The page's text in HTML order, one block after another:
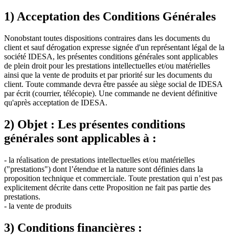
1) Acceptation des Conditions Générales
Nonobstant toutes dispositions contraires dans les documents du
client et sauf dérogation expresse signée d'un représentant légal de la
société IDESA, les présentes conditions générales sont applicables
de plein droit pour les prestations intellectuelles et/ou matérielles
ainsi que la vente de produits et par priorité sur les documents du
client. Toute commande devra être passée au siège social de IDESA
par écrit (courrier, télécopie). Une commande ne devient définitive
qu'après acceptation de IDESA.
2) Objet : Les présentes conditions
générales sont applicables à :
- la réalisation de prestations intellectuelles et/ou matérielles
("prestations") dont l’étendue et la nature sont définies dans la
proposition technique et commerciale. Toute prestation qui n’est pas
explicitement décrite dans cette Proposition ne fait pas partie des
prestations.
- la vente de produits
3) Conditions financières :